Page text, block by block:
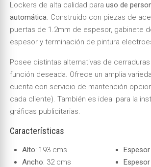
Lockers de alta calidad para uso de
automática. Construido con piezas de
puertas de 1.2mm de espesor, gabinete
espesor y terminación de pintura
Posee distintas alternativas de
función deseada. Ofrece un amplia
cuenta con servicio de mantención
cada cliente). También es ideal para la
gráficas publicitarias.
Características
Alto: 193 cms
Ancho: 32 cms